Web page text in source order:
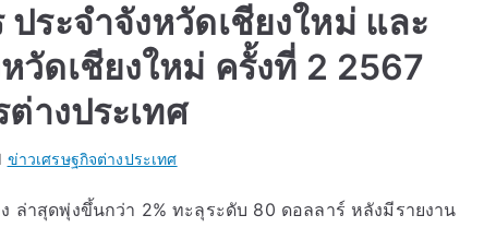
ระจำจังหวัดเชียงใหม่ และ
ดเชียงใหม่ ครั้งที่ 2 2567
างประเทศ
ข่าวเศรษฐกิจต่างประเทศ
ล่าสุดพุ่งขึ้นกว่า 2% ทะลุระดับ 80 ดอลลาร์ หลังมีรายงาน